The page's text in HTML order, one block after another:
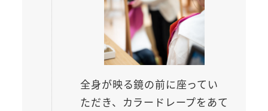
全身が映る鏡の前に座ってい
ただき、カラードレープをあて